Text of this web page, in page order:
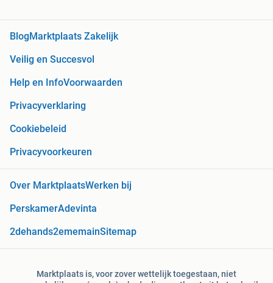
Blog Marktplaats Zakelijk
Veilig en Succesvol
Help en InfoVoorwaarden
Privacyverklaring
Cookiebeleid
Privacyvoorkeuren
Over MarktplaatsWerken bij
PerskamerAdevinta
2dehands2ememainSitemap
Marktplaats is, voor zover wettelijk toegestaan, niet